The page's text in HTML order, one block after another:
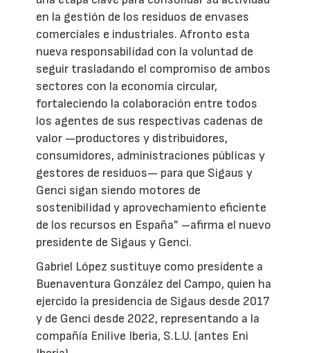
en la gestión de los residuos de envases
comerciales e industriales. Afronto esta
nueva responsabilidad con la voluntad de
seguir trasladando el compromiso de ambos
sectores con la economía circular,
fortaleciendo la colaboración entre todos
los agentes de sus respectivas cadenas de
valor —productores y distribuidores,
consumidores, administraciones públicas y
gestores de residuos— para que Sigaus y
Genci sigan siendo motores de
sostenibilidad y aprovechamiento eficiente
de los recursos en España” –afirma el nuevo
presidente de Sigaus y Genci.
Gabriel López sustituye como presidente a
Buenaventura González del Campo, quien ha
ejercido la presidencia de Sigaus desde 2017
y de Genci desde 2022, representando a la
compañía Enilive Iberia, S.L.U. (antes Eni